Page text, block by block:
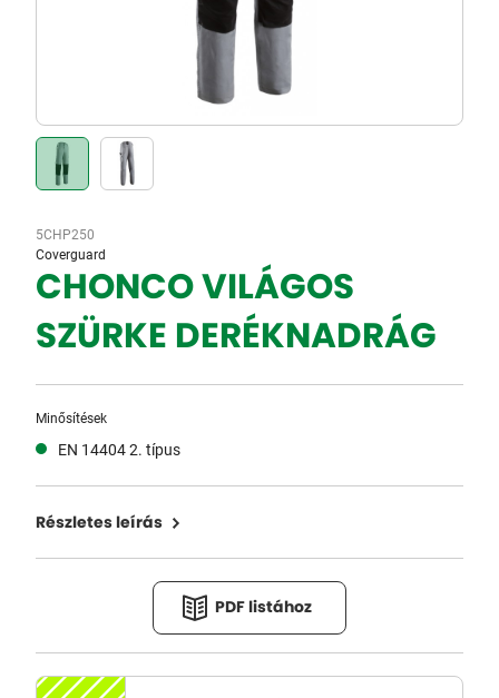
5CHP250
Coverguard
CHONCO VILÁGOS
SZÜRKE DERÉKNADRÁG
Minősítések
EN 14404 2. típus
Részletes leírás
PDF listához